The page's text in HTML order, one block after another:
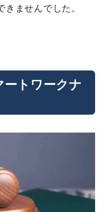
ませんでした。
ートワークナ